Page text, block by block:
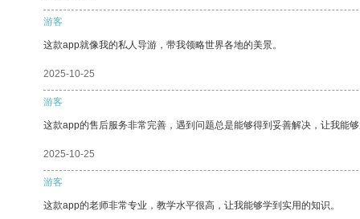
游客
这款app就像我的私人导游，带我领略世界各地的美景。
2025-10-25
游客
这款app的售后服务非常完善，遇到问题总是能够得到妥善解决，让我能够
2025-10-25
游客
这款app的老师非常专业，教学水平很高，让我能够学到实用的知识。